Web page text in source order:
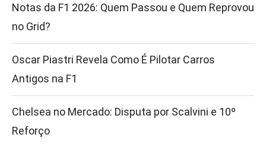
Notas da F1 2026: Quem Passou e Quem Reprovou
no Grid?
Oscar Piastri Revela Como É Pilotar Carros
Antigos na F1
Chelsea no Mercado: Disputa por Scalvini e 10º
Reforço